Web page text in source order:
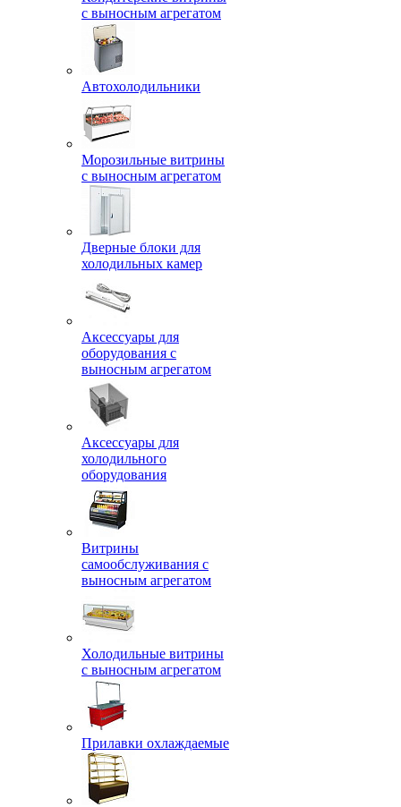
с выносным агрегатом
Автохолодильники
Морозильные витрины
с выносным агрегатом
Дверные блоки для
холодильных камер
Аксессуары для
оборудования с
выносным агрегатом
Аксессуары для
холодильного
оборудования
Витрины
самообслуживания с
выносным агрегатом
Холодильные витрины
с выносным агрегатом
Прилавки охлаждаемые